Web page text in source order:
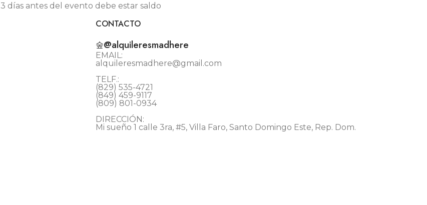
3 días antes del evento debe estar saldo
CONTACTO
@alquileresmadhere
EMAIL:
alquileresmadhere@gmail.com
TELF.:
(829) 535-4721
(849) 459-9117
(809) 801-0934
DIRECCIÓN:
Mi sueño 1 calle 3ra, #5, Villa Faro, Santo Domingo Este, Rep. Dom.